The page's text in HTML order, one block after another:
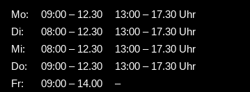
Mo:
Di:
Mi:
Do:
Fr:
09:00 – 12.30
08:00 – 12.30
08:00 – 12.30
09:00 – 12.30
09:00 – 14.00
13:00 – 17.30 Uhr
13:00 – 17.30 Uhr
13:00 – 17.30 Uhr
13:00 – 17.30 Uhr
–